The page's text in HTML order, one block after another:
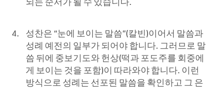
되는 순서가 될 수 있습니다.
성찬은 “눈에 보이는 말씀”(칼빈)이어서 말씀과
성례 예전의 일부가 되어야 합니다. 그러므로 말
씀 뒤에 중보기도와 헌상(떡과 포도주를 회중에
게 보이는 것을 포함)이 따라와야 합니다. 이런
방식으로 성례는 선포된 말씀을 확인하고 그 은